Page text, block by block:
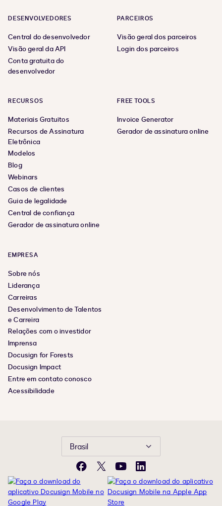
DESENVOLVEDORES
Central do desenvolvedor
Visão geral da API
Conta gratuita do
desenvolvedor
PARCEIROS
Visão geral dos parceiros
Login dos parceiros
RECURSOS
Materiais Gratuitos
Recursos de Assinatura
Eletrônica
Modelos
Blog
Webinars
Casos de clientes
Guia de legalidade
Central de confiança
Gerador de assinatura online
FREE TOOLS
Invoice Generator
Gerador de assinatura online
EMPRESA
Sobre nós
Liderança
Carreiras
Desenvolvimento de Talentos
e Carreira
Relações com o investidor
Imprensa
Docusign for Forests
Docusign Impact
Entre em contato conosco
Acessibilidade
Brasil
Facebook
X YouTubeLinkedIn